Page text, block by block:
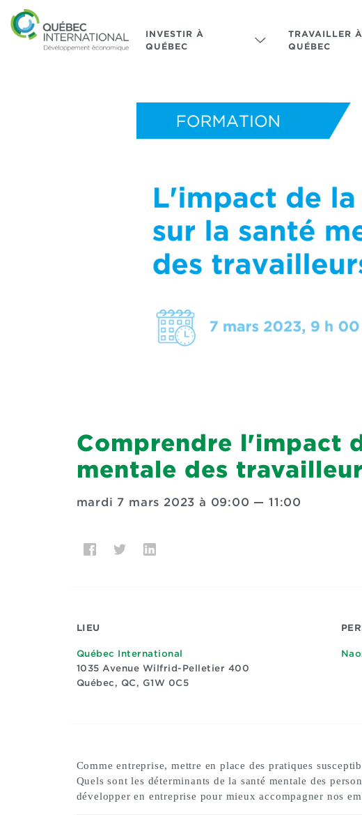
INVESTIR À
QUÉBEC
TRAVAILLER À
QUÉBEC
Comprendre l'impact
mentale des
mardi 7 mars 2023 à 09:00 — 11:00
LIEU
Québec International
1035 Avenue Wilfrid-Pelletier 400
Québec, QC, G1W 0C5
Comme entreprise, mettre en place des pratiques
Quels sont les déterminants de la santé mentale des
développer en entreprise pour mieux accompagner nos